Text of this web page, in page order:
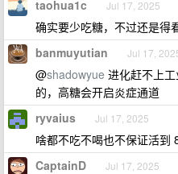
taohua1c Jul 17, 2025
确实要少吃糖，不过还是得
banmuyutian Jul 17,
@shadowyue 进化赶不上
的，高糖会开启炎症通道
ryvaius Jul 17, 2025
啥都不吃不喝也不保证活到
CaptainD Jul 17, 2025